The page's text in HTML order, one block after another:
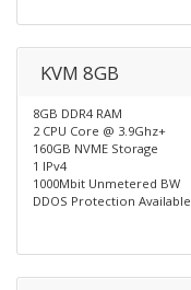
KVM 8GB
8GB DDR4 RAM
2 CPU Core @ 3.9Ghz+
160GB NVME Storage
1 IPv4
1000Mbit Unmetered BW
DDOS Protection Available